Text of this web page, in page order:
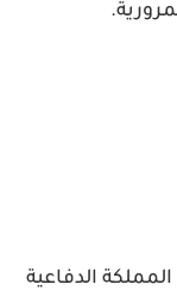
الدفاعية